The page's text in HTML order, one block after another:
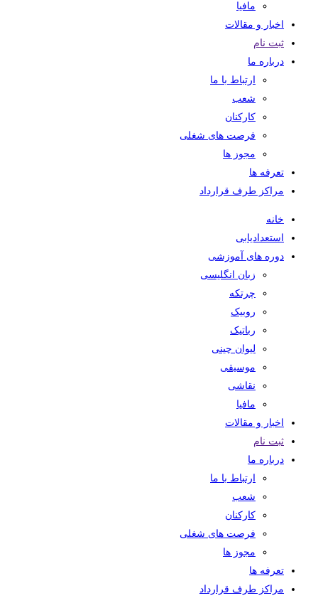
مافیا
اخبار و مقالات
ثبت نام
درباره ما
ارتباط با ما
شعب
کارکنان
فرصت های شغلی
مجوز ها
تعرفه ها
مراکز طرف قرارداد
خانه
استعدادیابی
دوره های آموزشی
زبان انگلیسی
چرتکه
روبیک
رباتیک
لیوان چینی
موسیقی
نقاشی
مافیا
اخبار و مقالات
ثبت نام
درباره ما
ارتباط با ما
شعب
کارکنان
فرصت های شغلی
مجوز ها
تعرفه ها
مراکز طرف قرارداد